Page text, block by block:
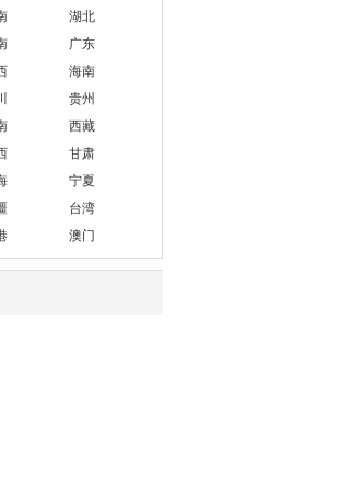
湖北
广东
海南
贵州
西藏
甘肃
宁夏
台湾
澳门